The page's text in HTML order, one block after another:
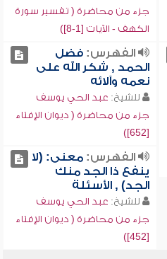
جزء من محاضرة ( تفسير سورة
الكهف - الآيات [1-8])
الفهرس:فضل
الحمد , شكر الله على
نعمه وآلائه
للشيخ: عبد الحي يوسف
جزء من محاضرة ( ديوان الإفتاء
[652])
الفهرس:معنى: (لا
ينفع ذا الجد منك
الجد) , الأسئلة
للشيخ: عبد الحي يوسف
جزء من محاضرة ( ديوان الإفتاء
[452])